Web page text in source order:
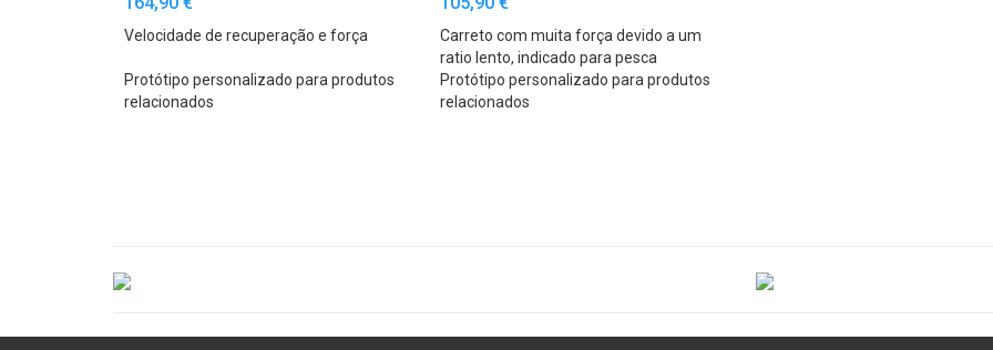
Velocidade de recuperação e força
Protótipo personalizado para produtos
relacionados
Carreto com muita força devido a um
ratio lento, indicado para pesca
embarcada ou em falésias
Protótipo personalizado para produtos
relacionados